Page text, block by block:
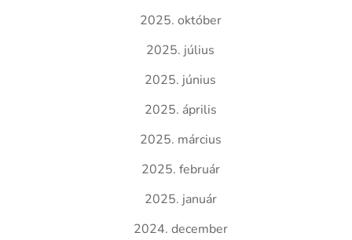
2025. október
2025. július
2025. június
2025. április
2025. március
2025. február
2025. január
2024. december